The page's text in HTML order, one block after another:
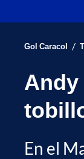
Gol Caracol /
Andy
En el